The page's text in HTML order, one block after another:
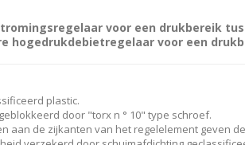
voor een drukbereik
hogedrukdebietregelaar voor een
plastic.
door "torx n ° 10" type schroef.
aan de zijkanten van het regelelement geven